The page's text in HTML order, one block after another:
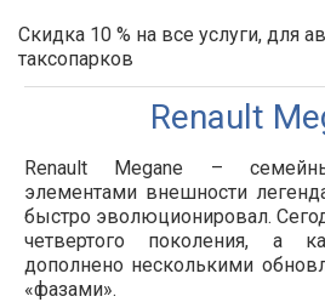
Скидка 10 % на все услуги, для
таксопарков
Renault
Renault Megane –
элементами внешности
быстро эволюционировал.
четвертого поколения, а
дополнено несколькими
«фазами».